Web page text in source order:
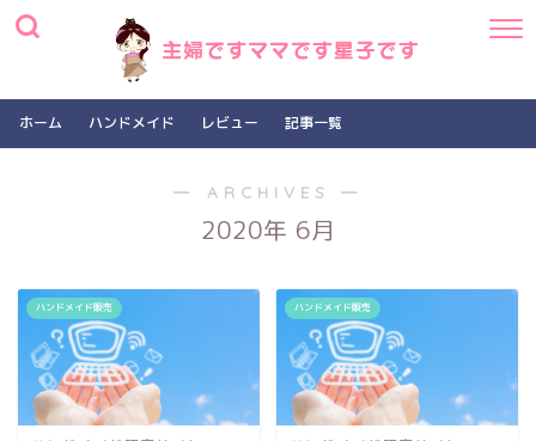
ホーム ハンドメイド レビュー 記事一覧
― ARCHIVES ―
2020年 6月
ハンドメイド販売 ハンドメイド販売